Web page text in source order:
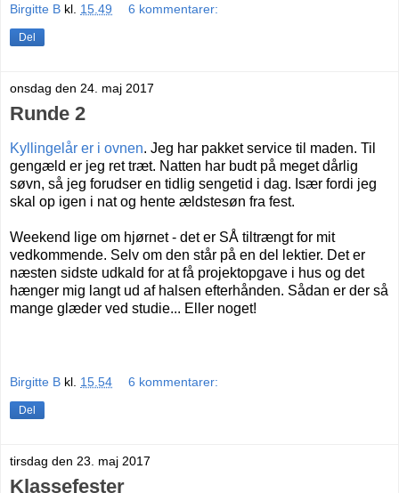
Birgitte B kl. 15.49 6 kommentarer:
Del
onsdag den 24. maj 2017
Runde 2
Kyllingelår er i ovnen. Jeg har pakket service til maden. Til
gengæld er jeg ret træt. Natten har budt på meget dårlig
søvn, så jeg forudser en tidlig sengetid i dag. Især fordi jeg
skal op igen i nat og hente ældstesøn fra fest.
Weekend lige om hjørnet - det er SÅ tiltrængt for mit
vedkommende. Selv om den står på en del lektier. Det er
næsten sidste udkald for at få projektopgave i hus og det
hænger mig langt ud af halsen efterhånden. Sådan er der så
mange glæder ved studie... Eller noget!
Birgitte B kl. 15.54 6 kommentarer:
Del
tirsdag den 23. maj 2017
Klassefester